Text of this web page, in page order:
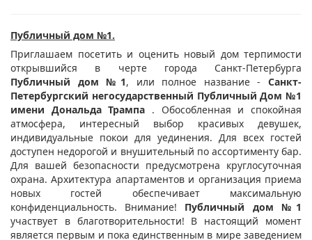
Публичный дом №1.
Приглашаем посетить и оценить новый дом терпимости
открывшийся в черте города Санкт-Петербурга
Публичный дом №1, или полное название - Санкт-
Петербургский негосударственный Публичный Дом №1
имени Дональда Трампа . Обособленная и спокойная
атмосфера, интересный выбор красивых девушек,
индивидуальные покои для уединения. Для всех гостей
доступен недорогой и внушительный по ассортименту бар.
Для вашей безопасности предусмотрена круглосуточная
охрана. Архитектура апартаментов и организация приема
новых гостей обеспечивает максимальную
конфиденциальность. Внимание! Публичный дом №1
участвует в благотворительности! В настоящий момент
является первым и пока единственным в мире заведением